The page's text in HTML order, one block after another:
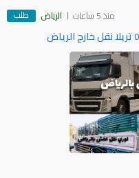
منذ 5 ساعات الرياض طلب